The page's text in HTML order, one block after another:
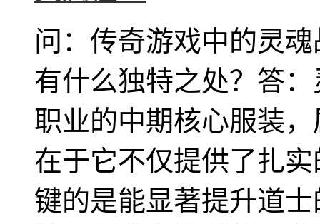
问：传奇游戏中的灵
有什么独特之处？答
职业的中期核心服装
在于它不仅提供了扎
键的是能显著提升道